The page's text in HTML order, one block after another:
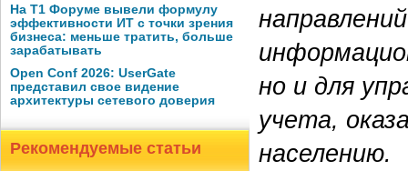
На Т1 Форуме вывели формулу
эффективности ИТ с точки зрения
бизнеса: меньше тратить, больше
зарабатывать
Open Conf 2026: UserGate
представил свое видение
архитектуры сетевого доверия
Рекомендуемые статьи
но и для
учета,
населению.